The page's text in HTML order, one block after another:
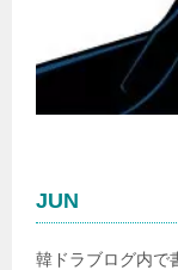
JUN
韓ドラブログ内で